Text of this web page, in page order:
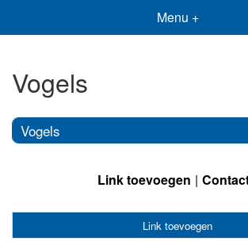
Menu +
Vogels
Vogels
Link toevoegen
Link toevoegen